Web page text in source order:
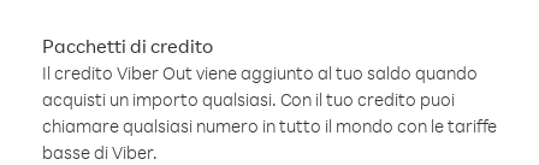
Pacchetti di credito
Il credito Viber Out viene aggiunto al tuo saldo quando
acquisti un importo qualsiasi. Con il tuo credito puoi
chiamare qualsiasi numero in tutto il mondo con le tariffe
basse di Viber.